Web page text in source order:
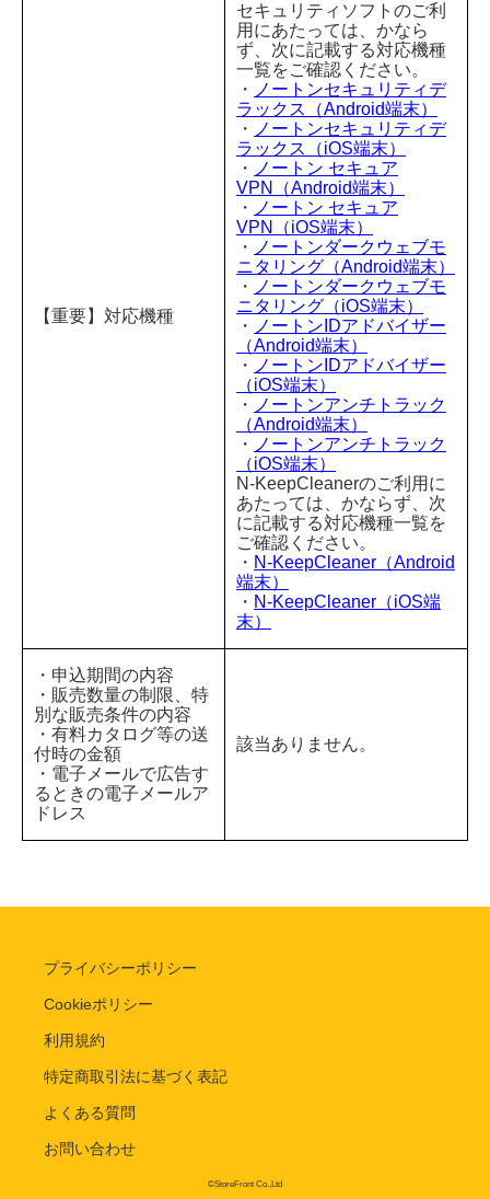
【重要】対応機種
セキュリティソフトのご利
用にあたっては、かなら
ず、次に記載する対応機種
一覧をご確認ください。
・ ノートンセキュリティデ
ラックス（Android端末）
・ ノートンセキュリティデ
ラックス（iOS端末）
・ ノートン セキュア
VPN（Android端末）
・ ノートン セキュア
VPN（iOS端末）
・ ノートンダークウェブモ
ニタリング（Android端末）
・ ノートンダークウェブモ
ニタリング（iOS端末）
・ ノートンIDアドバイザー
（Android端末）
・ ノートンIDアドバイザー
（iOS端末）
・ ノートンアンチトラック
（Android端末）
・ ノートンアンチトラック
（iOS端末）
N-KeepCleanerのご利用に
あたっては、かならず、次
に記載する対応機種一覧を
ご確認ください。
・ N-KeepCleaner（Android
端末）
・ N-KeepCleaner（iOS端
末）
・申込期間の内容
・販売数量の制限、特
別な販売条件の内容
・有料カタログ等の送
付時の金額
・電子メールで広告す
るときの電子メールア
ドレス
該当ありません。
プライバシーポリシー
Cookieポリシー
利用規約
特定商取引法に基づく表記
よくある質問
お問い合わせ
©StoreFront Co.,Ltd